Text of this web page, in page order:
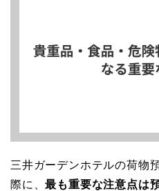
三井ガーデンホテルの荷物
際に、最も重要な注意点は